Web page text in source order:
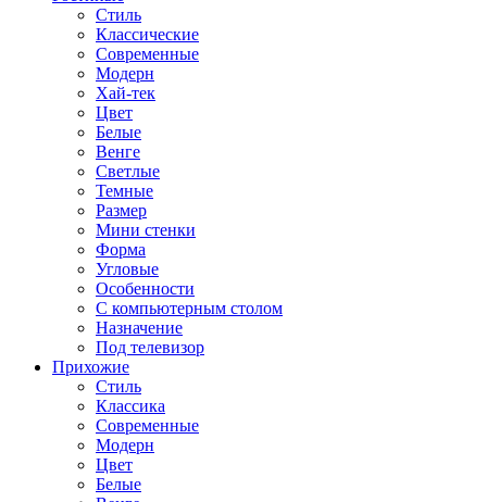
Стиль
Классические
Современные
Модерн
Хай-тек
Цвет
Белые
Венге
Светлые
Темные
Размер
Мини стенки
Форма
Угловые
Особенности
С компьютерным столом
Назначение
Под телевизор
Прихожие
Стиль
Классика
Современные
Модерн
Цвет
Белые